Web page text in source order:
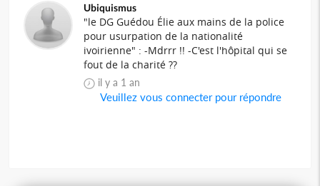
Ubiquismus
"le DG Guédou Élie aux mains de la police
pour usurpation de la nationalité
ivoirienne" : -Mdrrr !! -C'est l'hôpital qui se
fout de la charité ??
il y a 1 an
Veuillez vous connecter pour répondre